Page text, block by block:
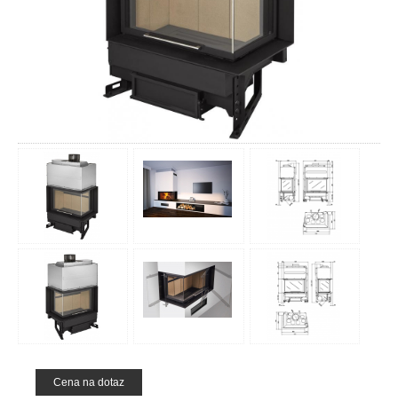
Cena na dotaz